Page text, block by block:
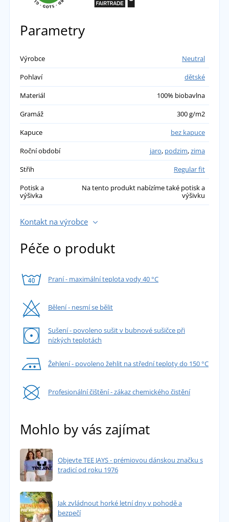
Parametry
Výrobce
Neutral
Pohlaví
dětské
Materiál
100% biobavlna
Gramáž
300 g/m2
Kapuce
bez kapuce
Roční období
jaro, podzim,zima
Střih
Regular fit
Potisk a
výšivka
Na tento produkt nabízíme také potisk a
výšivku
Kontakt na výrobce
Péče o produkt
Praní - maximální teplota vody 40 °C
Bělení - nesmí se bělit
Sušení - povoleno sušit v bubnové sušičce při
nízkých teplotách
Žehlení - povoleno žehlit na střední teploty do 150 °C
Profesionální čištění - zákaz chemického čistění
Mohlo by vás zajímat
Objevte TEE JAYS - prémiovou dánskou značku s
tradicí od roku 1976
Jak zvládnout horké letní dny v pohodě a
bezpečí